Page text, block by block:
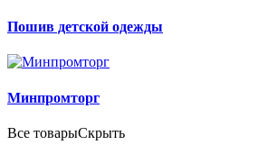
Пошив детской одежды
Минпромторг
Все товарыСкрыть